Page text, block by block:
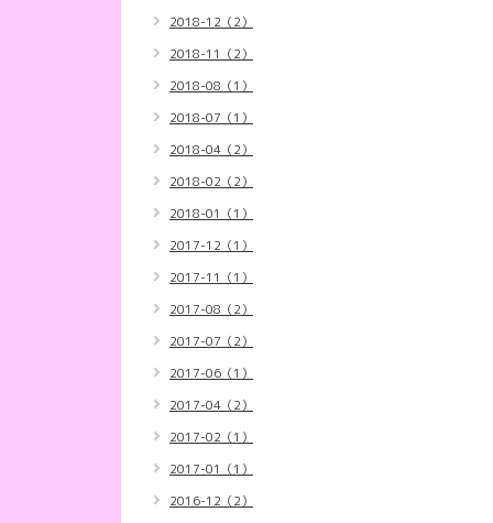
2018-12（2）
2018-11（2）
2018-08（1）
2018-07（1）
2018-04（2）
2018-02（2）
2018-01（1）
2017-12（1）
2017-11（1）
2017-08（2）
2017-07（2）
2017-06（1）
2017-04（2）
2017-02（1）
2017-01（1）
2016-12（2）